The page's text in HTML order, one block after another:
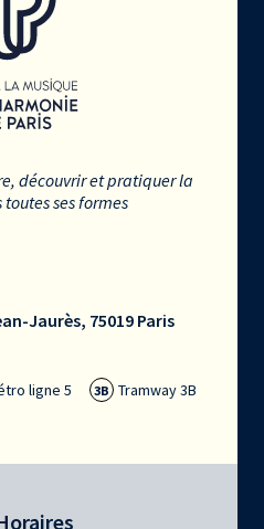
découvrir et pratiquer la
ses formes
Jaurès, 75019 Paris
ligne 5 3B Tramway 3B